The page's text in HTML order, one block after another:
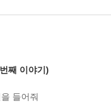
째 이야기)
들어줘